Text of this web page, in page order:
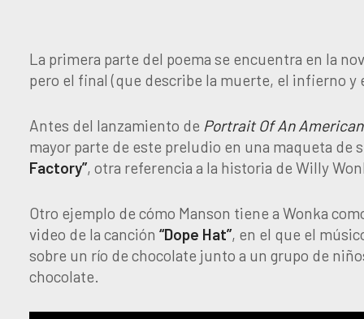
La primera parte del poema se encuentra en la
pero el final (que describe la muerte, el infierno y
Antes del lanzamiento de Portrait Of An
mayor parte de este preludio en una maqueta de
Factory”, otra referencia a la historia de Willy
Otro ejemplo de cómo Manson tiene a Wonka
video de la canción“Dope Hat”, en el que el
sobre un río de chocolate junto a un grupo de
chocolate.